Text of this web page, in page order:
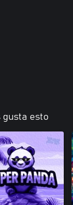
gusta esto